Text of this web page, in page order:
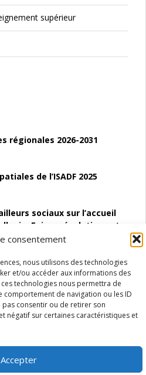
consentement
nous utilisons des technologies
et/ou accéder aux informations des
technologies nous permettra de
comportement de navigation ou les ID
pas consentir ou de retirer son
négatif sur certaines caractéristiques et
Accepter
supérieur
régionales 2026-2031
de l’ISADF 2025
sociaux sur l’accueil
Enjeux, évolutions et
d’emploi (SAACE)
:quels indicateurs